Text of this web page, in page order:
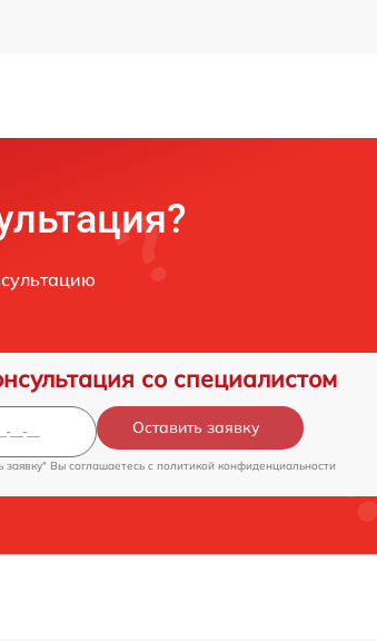
со специалистом
Оставить заявку
Вы соглашаетесь c политикой конфиденциальности